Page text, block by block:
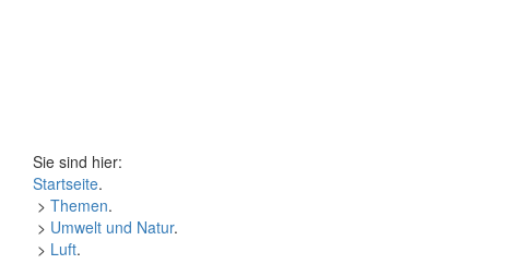
Sie sind hier:
Startseite.
> Themen.
> Umwelt und Natur.
> Luft.